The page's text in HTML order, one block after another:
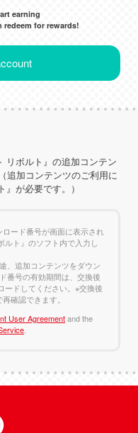
earning
for rewards!
リボルト』の追加コンテン
追加コンテンツのご利用に
が必要です。）
ード番号が画面に表示され
ルト』のソフト内で入力し
、追加コンテンツをダウン
番号の有効期間は、交換後
ードしてください。※交換後
確認できます。
User Agreementand the